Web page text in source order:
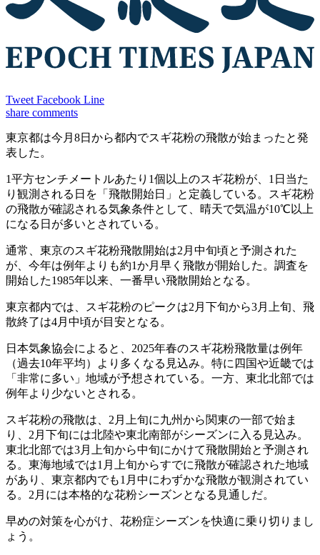
Tweet Facebook Line
share comments
東京都は今月8日から都内でスギ花粉の飛散が始まったと発
表した。
1平方センチメートルあたり1個以上のスギ花粉が、1日当た
り観測される日を「飛散開始日」と定義している。スギ花粉
の飛散が確認される気象条件として、晴天で気温が10℃以上
になる日が多いとされている。
通常、東京のスギ花粉飛散開始は2月中旬頃と予測された
が、今年は例年よりも約1か月早く飛散が開始した。調査を
開始した1985年以来、一番早い飛散開始となる。
東京都内では、スギ花粉のピークは2月下旬から3月上旬、飛
散終了は4月中頃が目安となる。
日本気象協会によると、2025年春のスギ花粉飛散量は例年
（過去10年平均）より多くなる見込み。特に四国や近畿では
「非常に多い」地域が予想されている。一方、東北北部では
例年より少ないとされる。
スギ花粉の飛散は、2月上旬に九州から関東の一部で始ま
り、2月下旬には北陸や東北南部がシーズンに入る見込み。
東北北部では3月上旬から中旬にかけて飛散開始と予測され
る。東海地域では1月上旬からすでに飛散が確認された地域
があり、東京都内でも1月中にわずかな飛散が観測されてい
る。2月には本格的な花粉シーズンとなる見通しだ。
早めの対策を心がけ、花粉症シーズンを快適に乗り切りまし
ょう。